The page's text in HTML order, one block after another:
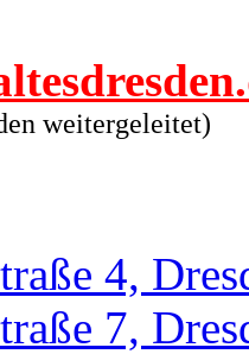
weitergeleitet)
4,
7,